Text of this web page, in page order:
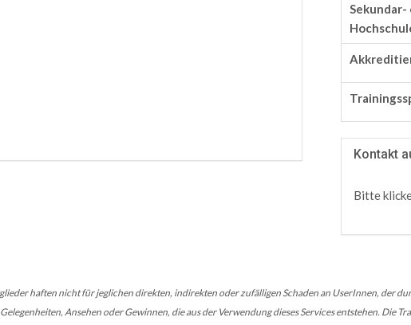
Sekundar-
Kontakt
Bitte
haften nicht für jeglichen direkten, indirekten oder zufälligen Schaden an UserInnen, der
Ansehen oder Gewinnen, die aus der Verwendung dieses Services entstehen. Die